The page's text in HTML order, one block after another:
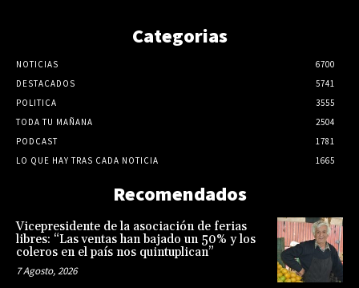
Categorias
NOTICIAS
6700
DESTACADOS
5741
POLITICA
3555
TODA TU MAÑANA
2504
PODCAST
1781
LO QUE HAY TRAS CADA NOTICIA
1665
Recomendados
Vicepresidente de la asociación de ferias
libres: “Las ventas han bajado un 50% y los
coleros en el país nos quintuplican”
7 Agosto, 2026